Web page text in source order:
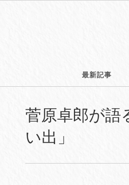
最新記事
菅原卓郎が語
い出」